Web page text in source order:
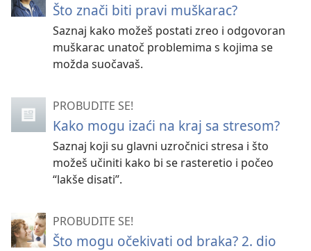
Što znači biti pravi muškarac?
Saznaj kako možeš postati zreo i odgovoran
muškarac unatoč problemima s kojima se
možda suočavaš.
PROBUDITE SE!
Kako mogu izaći na kraj sa stresom?
Saznaj koji su glavni uzročnici stresa i što
možeš učiniti kako bi se rasteretio i počeo
“lakše disati”.
PROBUDITE SE!
Što mogu očekivati od braka? 2. dio